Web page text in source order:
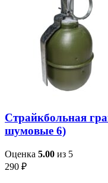
Страйкбольная
шумовые 6)
Оценка 5.00 из 5
290 ₽